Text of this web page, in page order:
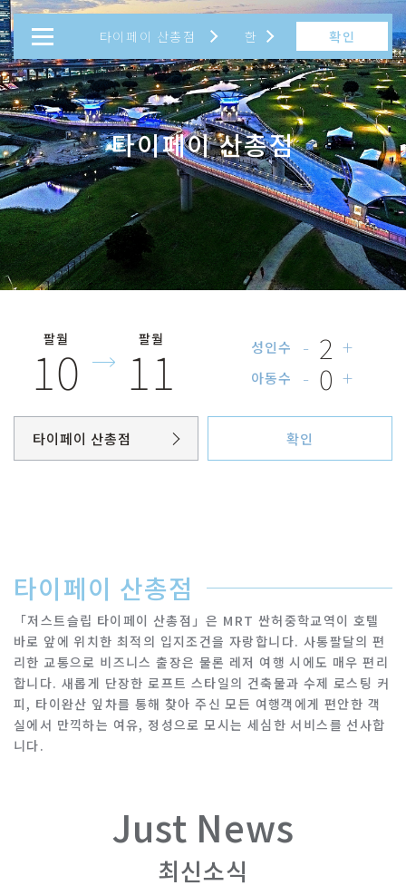
한
繁
简
EN
한
타이페이 산총점
대만 일본
확인
타이페이 산총점
타이페이 산총점
「저스트슬립 타이페이 산총점」은 MRT 싼허중학교역이 호텔
바로 앞에 위치한 최적의 입지조건을 자랑합니다. 사통팔달의 편
리한 교통으로 비즈니스 출장은 물론 레저 여행 시에도 매우 편리
합니다. 새롭게 단장한 로프트 스타일의 건축물과 수제 로스팅 커
피, 타이완산 잎차를 통해 찾아 주신 모든 여행객에게 편안한 객
실에서 만끽하는 여유, 정성으로 모시는 세심한 서비스를 선사합
니다.
팔월
10 팔월
11 성인수 - 2 +
아동수 - 0 +
타이페이 산총점
타이페이 산총점
타이베이 중산
이란 자오시점
타이난 후산점
확인
Just News
최신소식